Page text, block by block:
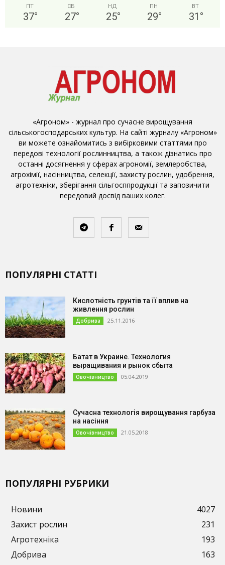
ПТ
37°
СБ
27°
НД
25°
ПН
29°
ВТ
31 °
«Агроном» - журнал про сучасне вирощування
сільськогосподарських культур. На сайті журналу «Агроном»
ви можете ознайомитись з вибірковими статтями про
передові технології рослинництва, а також дізнатись про
останні досягнення у сферах агрономії, землеробства,
агрохімії, насінництва, селекції, захисту рослин, удобрення,
агротехніки, зберігання сільгосппродукції та запозичити
передовий досвід ваших колег.
ПОПУЛЯРНІ СТАТТІ
Кислотність грунтів та її вплив на
живлення рослин
Добрива 25.11.2016
Батат в Украине. Технология
выращивания и рынок сбыта
Овочівництво 05.04.2019
Сучасна технологія вирощування гарбуза
на насіння
Овочівництво 21.05.2018
ПОПУЛЯРНІ РУБРИКИ
Новини
4027
Захист рослин
231
Агротехніка
193
Добрива
163